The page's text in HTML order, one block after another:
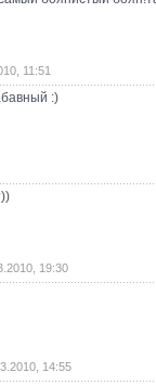
11:51
:)
19:30
14:55